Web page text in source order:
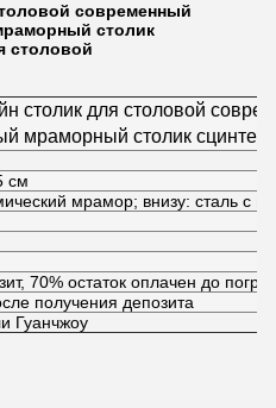
современный
столик
столовой
столик для столовой
мраморный столик
см
мрамор; внизу: сталь с
70% остаток оплачен до
получения депозита
Гуанчжоу